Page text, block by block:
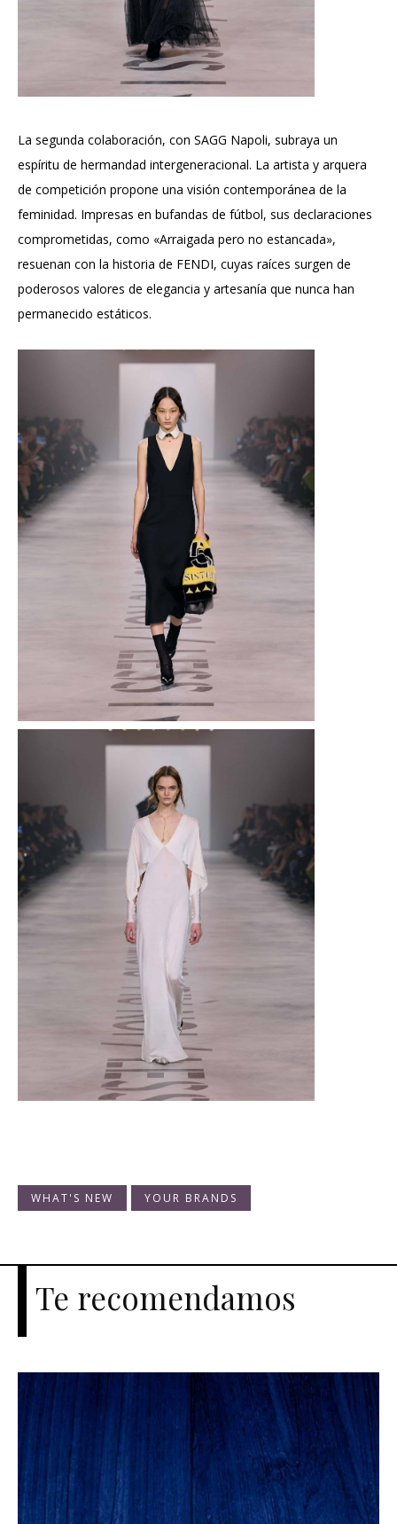
La segunda colaboración, con SAGG Napoli, subraya un
espíritu de hermandad intergeneracional. La artista y arquera
de competición propone una visión contemporánea de la
feminidad. Impresas en bufandas de fútbol, ​​sus declaraciones
comprometidas, como «Arraigada pero no estancada»,
resuenan con la historia de FENDI, cuyas raíces surgen de
poderosos valores de elegancia y artesanía que nunca han
permanecido estáticos.
WHAT'S NEW YOUR BRANDS
Te recomendamos